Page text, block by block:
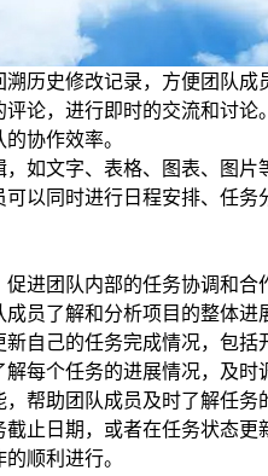
历史修改记录，方便团队
论，进行即时的交流和讨
协作效率。
如文字、表格、图表、图
以同时进行日程安排、任
进团队内部的任务协调和
员了解和分析项目的整体
自己的任务完成情况，包
每个任务的进展情况，及时
帮助团队成员及时了解任
止日期，或者在任务状态
顺利进行。